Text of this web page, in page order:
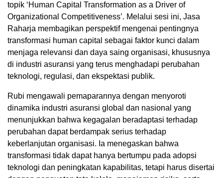
topik ‘Human Capital Transformation as a Driver of
Organizational Competitiveness’. Melalui sesi ini, Jasa
Raharja membagikan perspektif mengenai pentingnya
transformasi human capital sebagai faktor kunci dalam
menjaga relevansi dan daya saing organisasi, khususnya
di industri asuransi yang terus menghadapi perubahan
teknologi, regulasi, dan ekspektasi publik.
Rubi mengawali pemaparannya dengan menyoroti
dinamika industri asuransi global dan nasional yang
menunjukkan bahwa kegagalan beradaptasi terhadap
perubahan dapat berdampak serius terhadap
keberlanjutan organisasi. Ia menegaskan bahwa
transformasi tidak dapat hanya bertumpu pada adopsi
teknologi dan peningkatan kapabilitas, tetapi harus disertai